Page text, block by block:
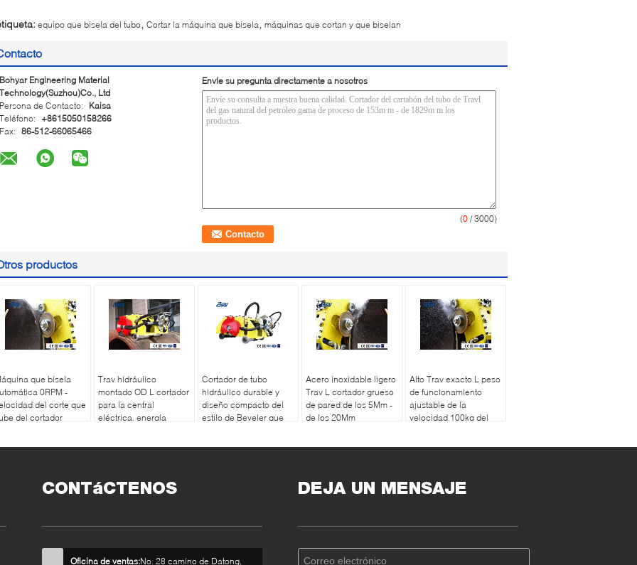
equipo que bisela del tubo Cortar la máquina que bisela máquinas que cortan y que biselan
Bohyar Engineering Material
Technology(Suzhou)Co., Ltd
Persona de Contacto:
Kaisa
Teléfono:
+8615050158266
Fax: 86-512-66065466
Envíe su pregunta directamente a nosotros
(0 / 3000)
productos
que bisela
0RPM -
del corte que
del cortador
Trav hidráulico
montado OD L cortador
para la central
eléctrica, energía
Cortador de tubo
hidráulico durable y
diseño compacto del
estilo de Beveler que
Acero inoxidable ligero
Trav L cortador grueso
de pared de los 5Mm -
de los 20Mm
Alto Trav exacto L peso
de funcionamiento
ajustable de la
velocidad 100kg del
CONTáCTENOS
Oficina de ventas:No. 28 camino de Datong,
DEJA UN MENSAJE